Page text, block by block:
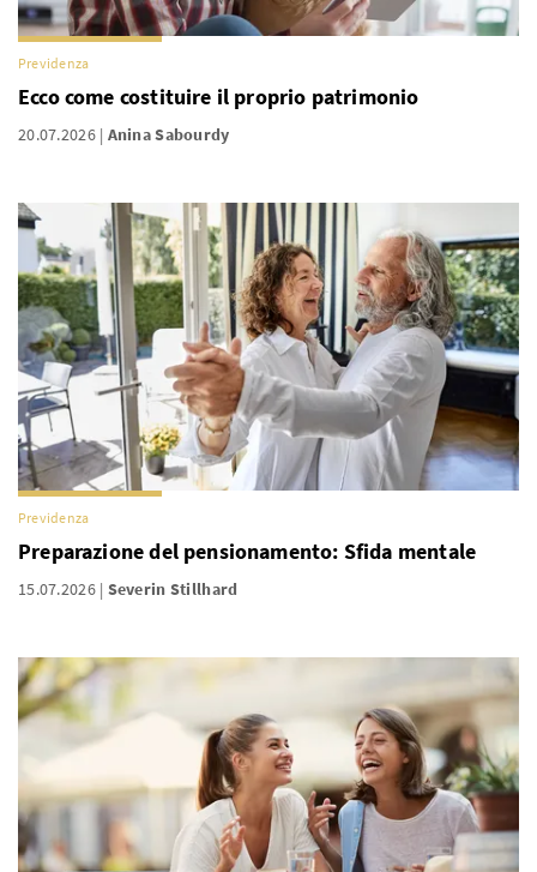
Previdenza
Ecco come costituire il proprio patrimonio
20.07.2026 Anina Sabourdy
Previdenza
Preparazione del pensionamento: Sfida mentale
15.07.2026 Severin Stillhard